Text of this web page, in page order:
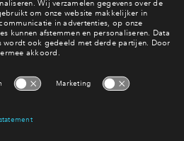
Heeswijk over de oudbouw